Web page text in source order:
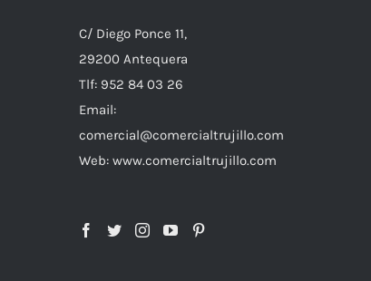
C/ Diego Ponce 11,
29200 Antequera
Tlf: 952 84 03 26
Email:
comercial@comercialtrujillo.com
Web: www.comercialtrujillo.com